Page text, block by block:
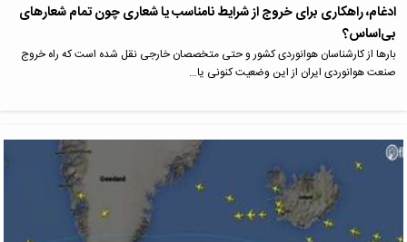
ادغام، راهکاری برای خروج از شرایط نامناسب یا شعاری چون تمام شعارهای
بی‌اساس؟
بارها از کارشناسان هوانوردی کشور و حتی متخصصان خارجی نقل شده است که راه خروج
صنعت هوانوردی ایران از این وضعیت کنونی یا…